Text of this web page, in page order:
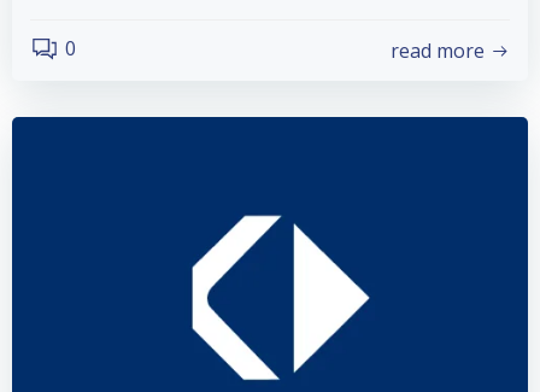
0 read more